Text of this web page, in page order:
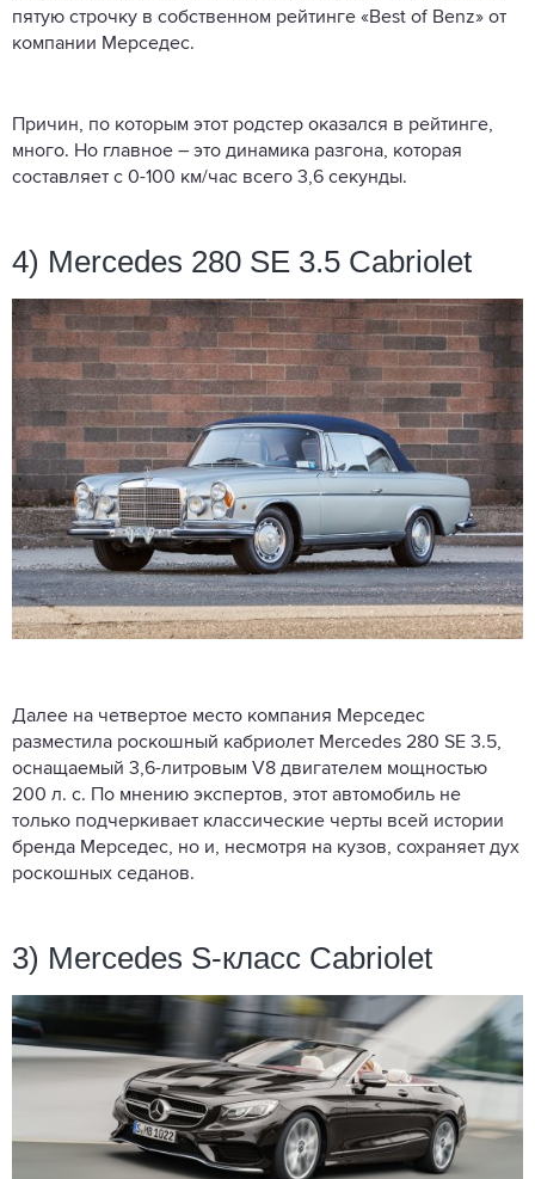
пятую строчку в собственном рейтинге «Best of Benz» от
компании Мерседес.
Причин, по которым этот родстер оказался в рейтинге,
много. Но главное – это динамика разгона, которая
составляет с 0-100 км/час всего 3,6 секунды.
4) Mercedes 280 SE 3.5 Cabriolet
Далее на четвертое место компания Мерседес
разместила роскошный кабриолет Mercedes 280 SE 3.5,
оснащаемый 3,6-литровым V8 двигателем мощностью
200 л. с. По мнению экспертов, этот автомобиль не
только подчеркивает классические черты всей истории
бренда Мерседес, но и, несмотря на кузов, сохраняет дух
роскошных седанов.
3) Mercedes S-класс Cabriolet